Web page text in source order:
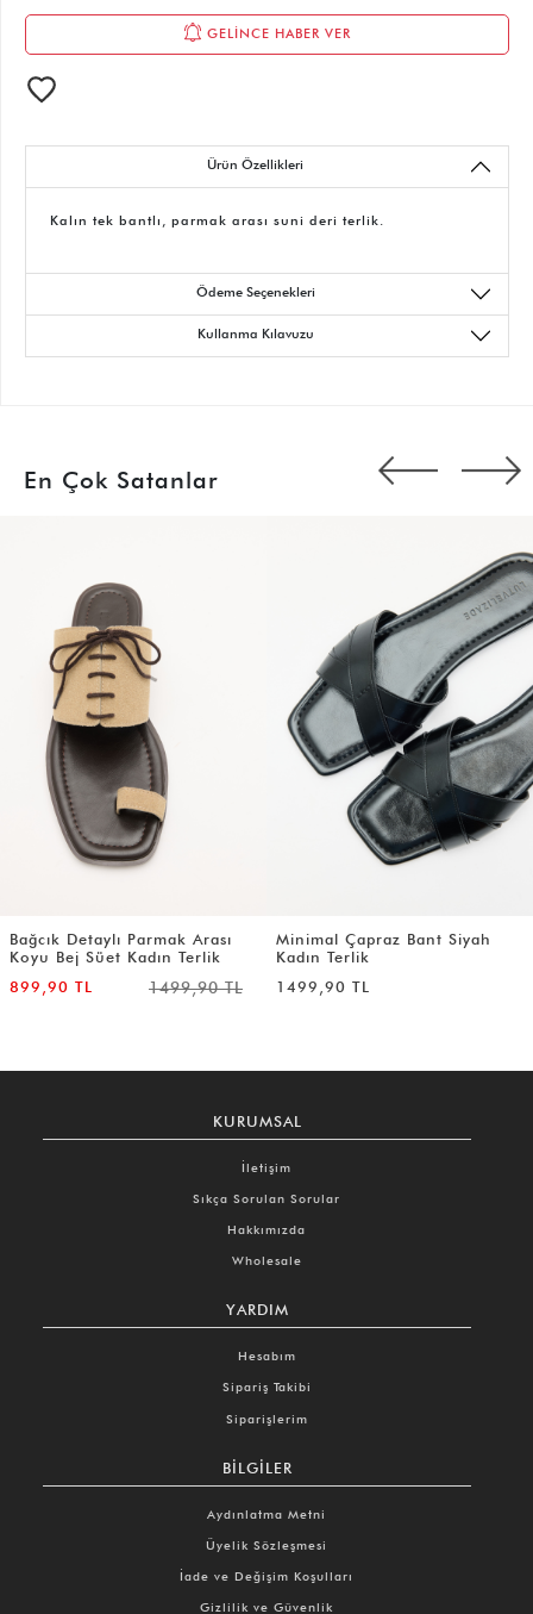
GELİNCE HABER VER
Ürün Özellikleri
Kalın tek bantlı, parmak arası suni deri terlik.
Ödeme Seçenekleri
Kullanma Kılavuzu
En Çok Satanlar
Bağcık Detaylı Parmak Arası
Koyu Bej Süet Kadın Terlik
899,90 TL
1499,90 TL
Minimal Çapraz Bant Siyah
Kadın Terlik
1499,90 TL
KURUMSAL
İletişim
Sıkça Sorulan Sorular
Hakkımızda
Wholesale
YARDIM
Hesabım
Sipariş Takibi
Siparişlerim
BILGILER
Aydınlatma Metni
Üyelik Sözleşmesi
İade ve Değişim Koşulları
Gizlilik ve Güvenlik